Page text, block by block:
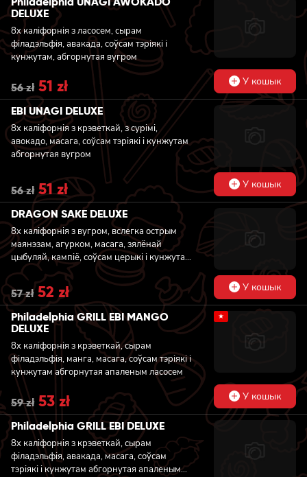
56 zł.51 zł.
DELUXE
8x каліфорнія з ласосем, сырам
філадэльфія, авакада, соўсам тэріякі і
кунжутам, абгорнутая вугром
56zł Original
price
was:
56 zł.
51 zł Current
price
is:
51 zł.
У кошык
EBI UNAGI DELUXE
8x каліфорнія з крэветкай, з сурімі,
авокадо, масага, соўсам тэріякі і кунжутам
абгорнутая вугром
56zł Original
price
was:
56 zł.
51złCurrent
price
is:
51 zł.
У кошык
DRAGON SAKE DELUXE
8x каліфорнія з вугром, вслегка острым
маянэзам, агурком, масага, зялёнай
цыбуляй, кампіё, соўсам церыкі і кунжутам
абгорнутая ласосем
57zł Original
price
was:
57 zł.
52 złCurrent
price
is:
52 zł.
У кошык
Philadelphia GRILL EBI MANGO
DELUXE
8x каліфорнія з крэветкай, сырам
філадэльфія, манга, масага, соўсам тэріякі і
кунжутам абгорнутая апаленым ласосем
★
59zł Original
price
was:
59 zł.
53 zł Current
price
is:
53 zł.
У кошык
Philadelphia GRILL EBI DELUXE
8x каліфорнія з крэветкай, сырам
філадэльфія, авакада, масага, соўсам
тэріякі і кунжутам абгорнутая апаленым